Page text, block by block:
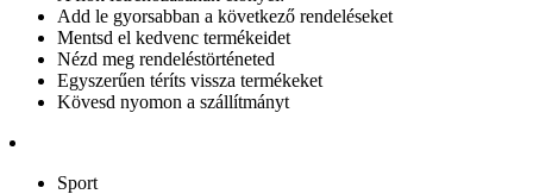
Add le gyorsabban a következő rendeléseket
Mentsd el kedvenc termékeidet
Nézd meg rendeléstörténeted
Egyszerűen téríts vissza termékeket
Kövesd nyomon a szállítmányt
Sport